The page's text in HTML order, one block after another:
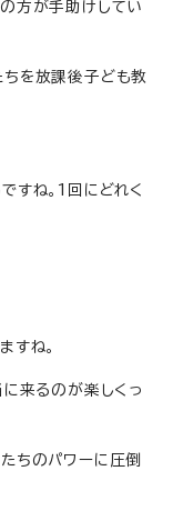
方が手助けしてい
を放課後子ども教
すね。1回にどれく
すね。
来るのが楽しくっ
ちのパワーに圧倒